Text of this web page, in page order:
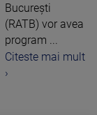
Bucureşti
(RATB) vor avea
program ...
Citeste mai mult
›